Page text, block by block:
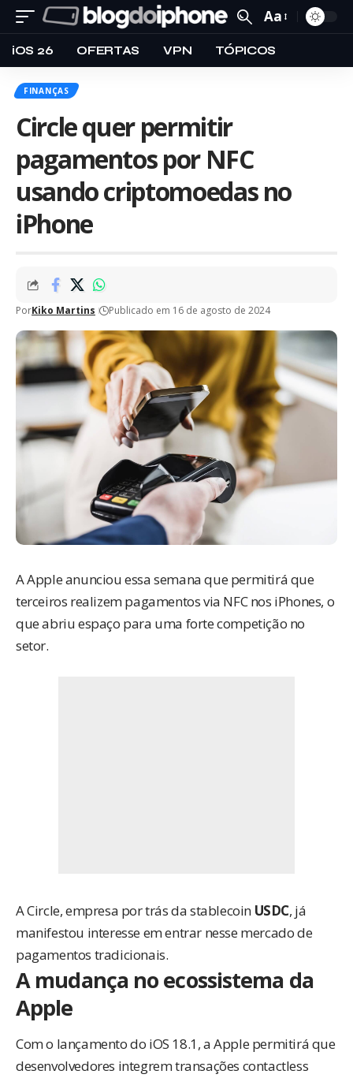
Aa
iOS 26 OFERTAS VPN TÓPICOS
FINANÇAS
Circle quer permitir
pagamentos por NFC
usando criptomoedas no
iPhone
PorKiko Martins Publicado em 16 de agosto de 2024
A Apple anunciou essa semana que permitirá que
terceiros realizempagamentos via NFCnos iPhones, o
que abriu espaço para uma forte competição no
setor.
A Circle, empresa por trás da stablecoin USDC, já
manifestou interesse em entrar nesse mercado de
pagamentos tradicionais.
A mudança no ecossistema da
Apple
Com o lançamento do iOS 18.1, a Apple permitirá que
desenvolvedores integrem transações contactless